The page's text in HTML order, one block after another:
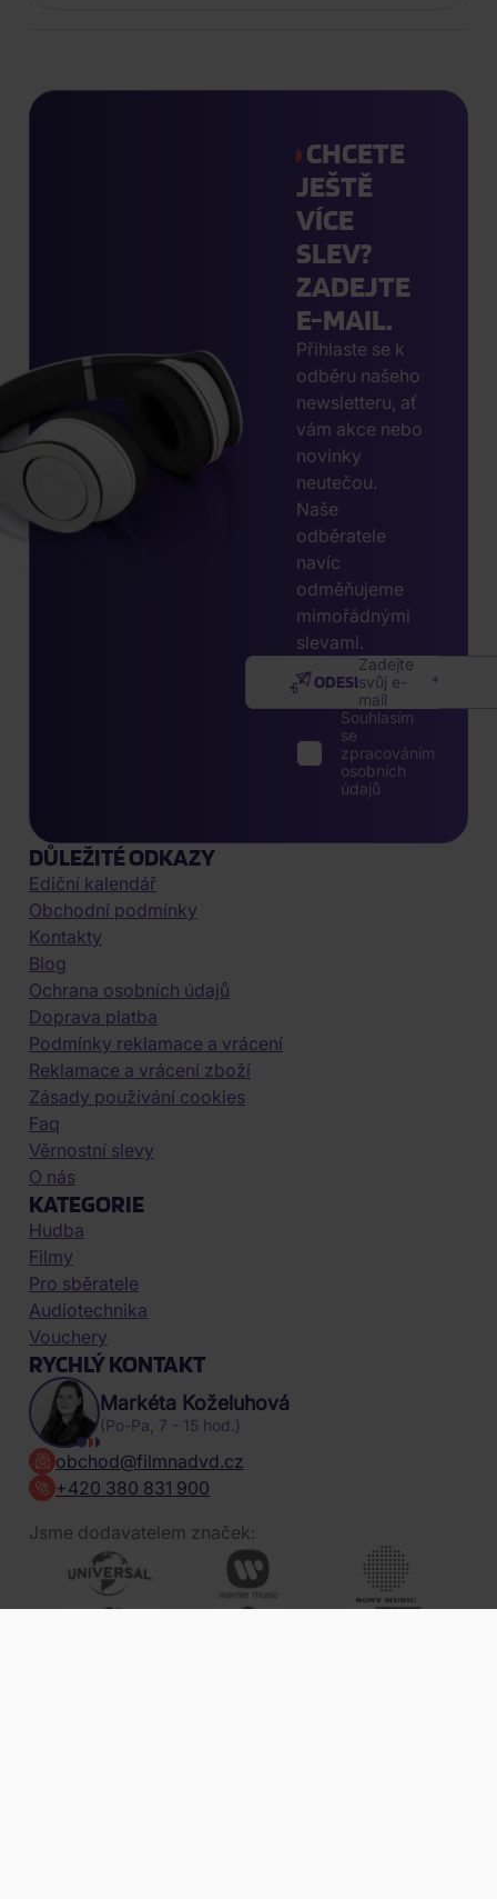
CHCETE
JEŠTĚ
VÍCE
SLEV?
ZADEJTE
E-MAIL.
Přihlaste se k
odběru našeho
newsletteru, ať
vám akce nebo
novinky
neutečou.
Naše
odběratele
navíc
odměňujeme
mimořádnými
slevami.
Zadejte
svůj e-
mail
ODESLAT
Souhlasím
se
zpracováním
osobních
údajů
DŮLEŽITÉ ODKAZY
Ediční kalendář
Obchodní podmínky
Kontakty
Blog
Ochrana osobních údajů
Doprava platba
Podmínky reklamace a vrácení
Reklamace a vrácení zboží
Zásady používání cookies
Faq
Věrnostní slevy
O nás
KATEGORIE
Hudba
Filmy
Pro sběratele
Audiotechnika
Vouchery
RYCHLÝ KONTAKT
Markéta Koželuhová
(Po-Pa, 7 - 15 hod.)
obchod@filmnadvd.cz
+420 380 831 900
Jsme dodavatelem značek: